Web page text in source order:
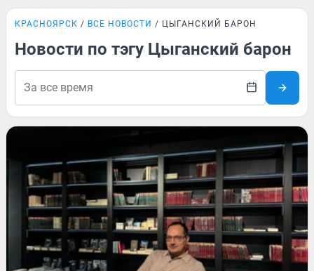
КРАСНОЯРСК ВСЕ НОВОСТИ ЦЫГАНСКИЙ БАРОН
Новости по тэгу Цыганский барон